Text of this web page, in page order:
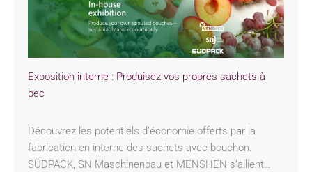
Exposition interne : Produisez vos propres sachets à
bec
Découvrez les potentiels d’économie offerts par la
fabrication en interne des sachets avec bouchon.
SÜDPACK, SN Maschinenbau et MENSHEN s’allient…